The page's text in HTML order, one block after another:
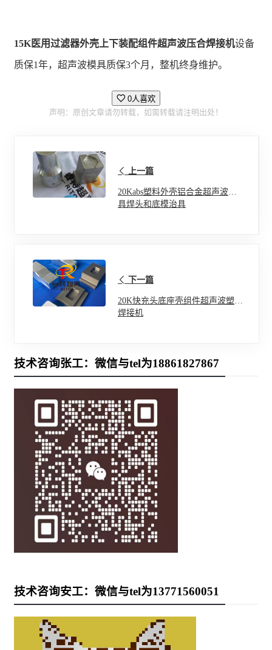
15K医用过滤器外壳上下装配组件超声波压合焊接机设备
质保1年，超声波模具质保3个月，整机终身维护。
0人喜欢
声明：原创文章请勿转载，如需转载请注明出处！
上一篇
20Kabs塑料外壳铝合金超声波模
具焊头和底模治具
下一篇
20K快充头底座壳组件超声波塑料
焊接机
技术咨询张工：微信与tel为18861827867
技术咨询安工：微信与tel为13771560051